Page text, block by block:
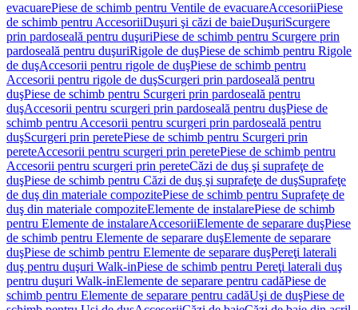
evacuarePiese de schimb pentru Ventile de evacuareAccesoriiPiese
de schimb pentru AccesoriiDuşuri şi căzi de baieDuşuriScurgere
prin pardoseală pentru duşuriPiese de schimb pentru Scurgere prin
pardoseală pentru duşuriRigole de duşPiese de schimb pentru Rigole
de duşAccesorii pentru rigole de duşPiese de schimb pentru
Accesorii pentru rigole de duşScurgeri prin pardoseală pentru
duşPiese de schimb pentru Scurgeri prin pardoseală pentru
duşAccesorii pentru scurgeri prin pardoseală pentru duşPiese de
schimb pentru Accesorii pentru scurgeri prin pardoseală pentru
duşScurgeri prin peretePiese de schimb pentru Scurgeri prin
pereteAccesorii pentru scurgeri prin peretePiese de schimb pentru
Accesorii pentru scurgeri prin pereteCăzi de duş şi suprafeţe de
duşPiese de schimb pentru Căzi de duş şi suprafeţe de duşSuprafeţe
de duş din materiale compozitePiese de schimb pentru Suprafeţe de
duş din materiale compoziteElemente de instalarePiese de schimb
pentru Elemente de instalareAccesoriiElemente de separare duşPiese
de schimb pentru Elemente de separare duşElemente de separare
duşPiese de schimb pentru Elemente de separare duşPereţi laterali
duş pentru duşuri Walk-inPiese de schimb pentru Pereţi laterali duş
pentru duşuri Walk-inElemente de separare pentru cadăPiese de
schimb pentru Elemente de separare pentru cadăUşi de duşPiese de